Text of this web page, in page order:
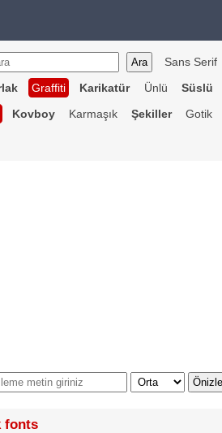
Sans Serif
Graffiti Karikatür Ünlü Süslü
Kovboy Karmaşık Şekiller Gotik
fonts